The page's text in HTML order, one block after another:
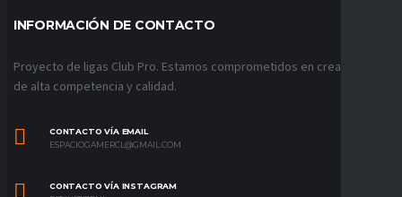
INFORMACIÓN DE CONTACTO
Proyecto de ligas Club Pro. Estamos comprometidos en crear ligas
de alta competencia y calidad.
CONTACTO VÍA EMAIL
ESPACIOGAMERCL@GMAIL.COM
CONTACTO VÍA INSTAGRAM